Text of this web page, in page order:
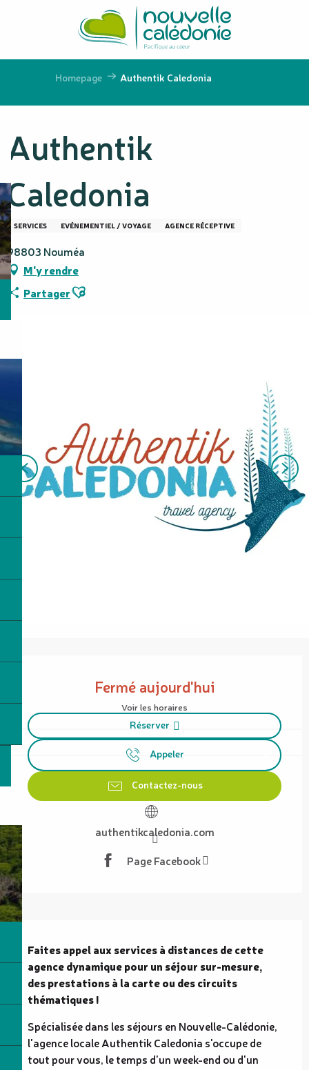
principal
Homepage Authentik Caledonia
Authentik
Caledonia
SERVICES EVÉNEMENTIEL / VOYAGE AGENCE RÉCEPTIVE
98803 Nouméa
M'y rendre
PartagerAjouter aux favoris
Ouverture et coordonnées
Fermé aujourd'hui
Voir les horaires
Réserver
Appeler
Contactez-nous
authentikcaledonia.com
Page Facebook
Faites appel aux services à distances de cette
agence dynamique pour un séjour sur-mesure,
des prestations à la carte ou des circuits
thématiques !
Spécialisée dans les séjours en Nouvelle-Calédonie,
l'agence locale Authentik Caledonia s'occupe de
tout pour vous, le temps d'un week-end ou d'un